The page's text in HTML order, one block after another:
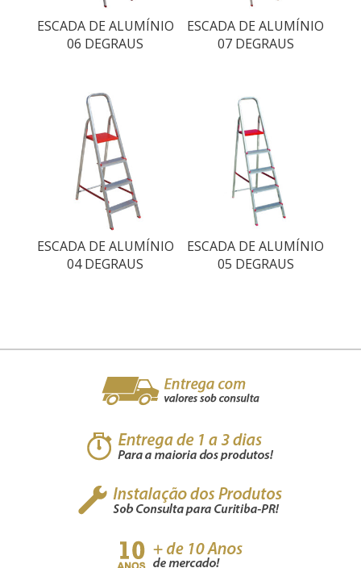
ESCADA DE ALUMÍNIO
06 DEGRAUS
ESCADA DE ALUMÍNIO
07 DEGRAUS
ESCADA DE ALUMÍNIO
04 DEGRAUS
ESCADA DE ALUMÍNIO
05 DEGRAUS